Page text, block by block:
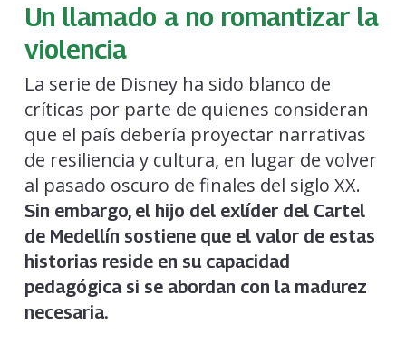
Un llamado a no romantizar la
violencia
La serie de Disney ha sido blanco de
críticas por parte de quienes consideran
que el país debería proyectar narrativas
de resiliencia y cultura, en lugar de volver
al pasado oscuro de finales del siglo XX.
Sin embargo, el hijo del exlíder del Cartel
de Medellín sostiene que el valor de estas
historias reside en su capacidad
pedagógica si se abordan con la madurez
necesaria.